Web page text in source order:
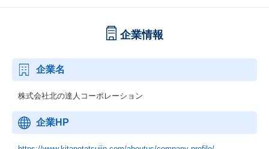
プレイヤー評価・経営評価の2軸で、月額1万円～40万円の昇給が
※リーダークラス以上は評価額の上限なし。成果に応じて柔軟に
評価
企業情報
企業名
株式会社北の達人コーポレーション
企業HP